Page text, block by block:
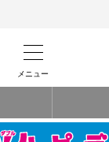
メニュー